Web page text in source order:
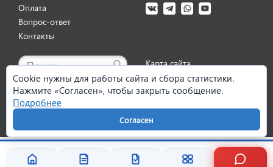
Отзыв от ООО "Пирамит".
Оплата
Вопрос-ответ
Контакты
Карта сайта
Политика персональных данныхСогласие на обработку данных
Условия оказания услуг
Настройки cookie
Cookie нужны для работы сайта и сбора статистики.
Нажмите «Согласен», чтобы закрыть сообщение.
Подробнее
Согласен